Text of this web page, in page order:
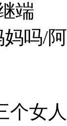
端
吗/
女人